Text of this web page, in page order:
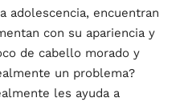
adolescencia, encuentran
con su apariencia y
de cabello morado y
un problema?
les ayuda a